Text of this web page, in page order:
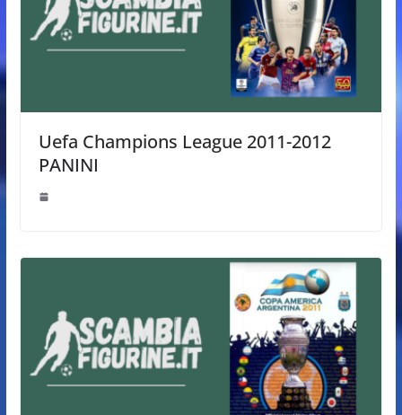
Uefa Champions League 2011-2012
PANINI